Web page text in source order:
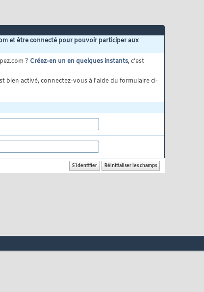
et être connecté pour pouvoir participer aux
? Créez-en un en quelques instants, c'est
bien activé, connectez-vous à l'aide du formulaire ci-